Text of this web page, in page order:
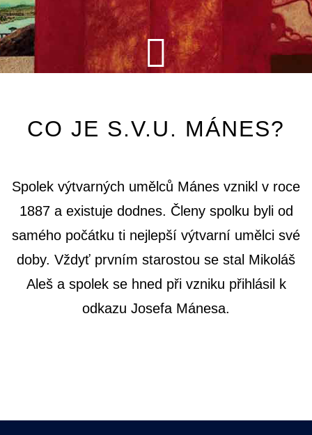
CO JE S.V.U. MÁNES?
Spolek výtvarných umělců Mánes vznikl v roce
1887 a existuje dodnes. Členy spolku byli od
samého počátku ti nejlepší výtvarní umělci své
doby. Vždyť prvním starostou se stal Mikoláš
Aleš a spolek se hned při vzniku přihlásil k
odkazu Josefa Mánesa.